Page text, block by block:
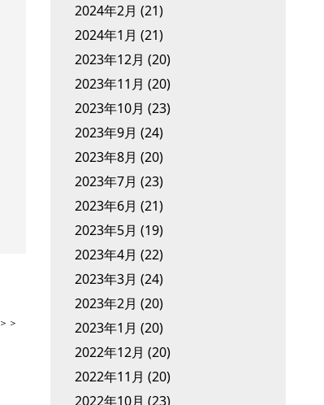
＞＞
2024年2月 (21)
2024年1月 (21)
2023年12月 (20)
2023年11月 (20)
2023年10月 (23)
2023年9月 (24)
2023年8月 (20)
2023年7月 (23)
2023年6月 (21)
2023年5月 (19)
2023年4月 (22)
2023年3月 (24)
2023年2月 (20)
2023年1月 (20)
2022年12月 (20)
2022年11月 (20)
2022年10月 (23)